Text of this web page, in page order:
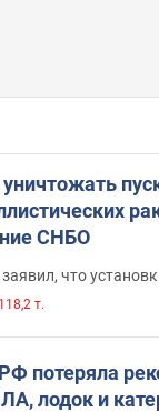
СНБО
что
118,2 т.
потеряла
лодок и